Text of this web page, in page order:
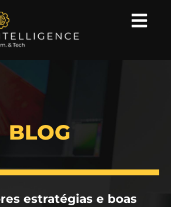
BLOG
estratégias e boas